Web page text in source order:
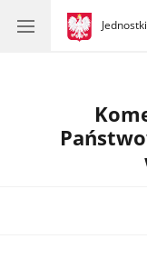
gov.pl
gov.pl